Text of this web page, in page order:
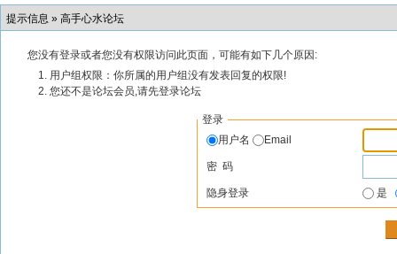
提示信息 » 高手心水论坛
您没有登录或者您没有权限访问此页面，可能有如下几个原因:
用户组权限：你所属的用户组没有发表回复的权限!
您还不是论坛会员,请先登录论坛
登录
用户名
Email
密 码
隐身登录 是